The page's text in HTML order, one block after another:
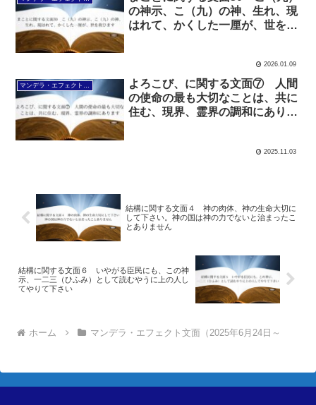
の神示、こ（九）の神、生れ、現
はれて、かくした一厘が、世を救
2026.01.09
マンデラ・エフェクト文面（2025年6月24日～
よろこび、に関する文面⑦ 人間
の使命の最も大切なことは、共に
住む、現界、霊界の調和にありま
2025.11.03
結構に関する文面４ 神の肉体、神の生命大切に
して下さい。神の国は神の力でないと治まったこ
とありません
結構に関する文面６ いやがる臣民にも、この神
示、一二三（ひふみ）として読むやうに上の人し
てやりて下さい
ホーム マンデラ・エフェクト文面（2025年6月24日～